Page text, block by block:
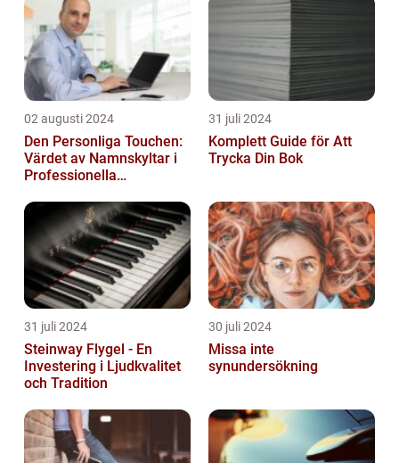
02 augusti 2024
Den Personliga Touchen:
Värdet av Namnskyltar i
Professionella
31 juli 2024
Komplett Guide för Att
Trycka Din Bok
31 juli 2024
Steinway Flygel - En
Investering i Ljudkvalitet
och Tradition
30 juli 2024
Missa inte
synundersökning